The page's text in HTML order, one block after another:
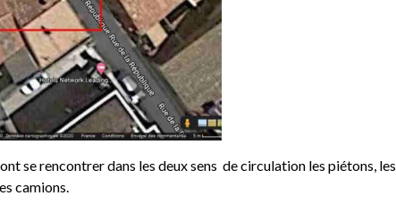
se rencontrer dans les deux sens de circulation les piétons, les
camions.